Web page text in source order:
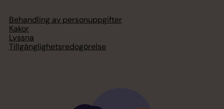
Behandling av personuppgifter
Kakor
Lyssna
Tillgänglighetsredogörelse